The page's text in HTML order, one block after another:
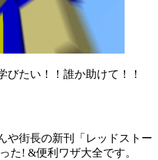
びたい！！誰か助けて！！
や街長の新刊「レッドストー
た! &便利ワザ大全です。